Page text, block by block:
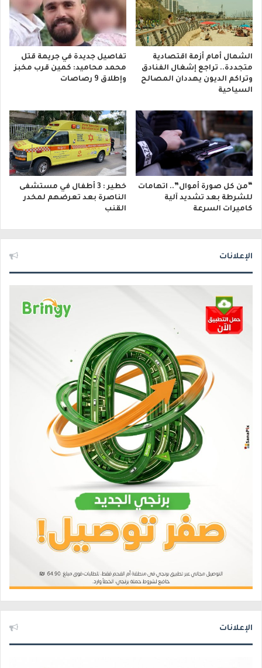
الشمال أمام أزمة اقتصادية
متجددة.. تراجع إشغال الفنادق
وتراكم الديون يهددان المصالح
السياحية
تفاصيل جديدة في جريمة قتل
محمد محاميد: كمين قرب مخبز
وإطلاق 9 رصاصات
“من كل صورة أموال”.. اتهامات
للشرطة بعد تشديد آلية
كاميرات السرعة
خطير : 3 أطفال في مستشفى
الناصرة بعد تعرضهم لمخدر
القنب
الإعلانات
الإعلانات